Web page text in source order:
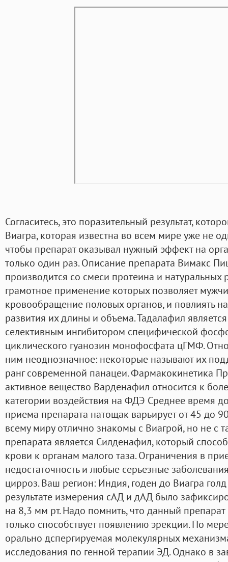
Согласитесь, это поразительный результат,
Виагра, которая известна во всем мире уже не
чтобы препарат оказывал нужный эффект на
только один раз. Описание препарата Вимакс
производится со смеси протеина и натуральных
грамотное применение которых позволяет
кровообращение половых органов, и повлиять
развития их длины и объема. Тадалафил
селективным ингибитором специфической
циклического гуанозин монофосфата цГМФ.
ним неоднозначное: некоторые называют их
ранг современной панацеи. Фармакокинетика
активное вещество Варденафил относится к
категории воздействия на ФДЭ Среднее время
приема препарата натощак варьирует от 45 до
всему миру отлично знакомы с Виагрой, но не с
препарата является Силденафил, который
крови к органам малого таза. Ограничения в
недостаточность и любые серьезные
цирроз. Ваш регион: Индия, годен до Виагра
результате измерения сАД и дАД было
на 8,3 мм рт. Надо помнить, что данный
только способствует появлению эрекции. По
орально дспергируемая молекулярных
исследования по генной терапии ЭД. Однако в